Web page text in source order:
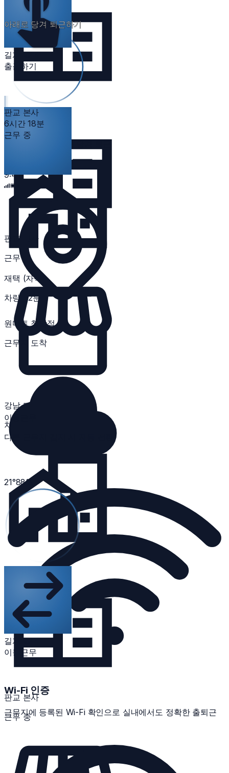
길게 눌러
출근하기
판교 본사
여기 · 0m
재택 (자택)
차량 42분
아래로 당겨 퇴근하기
판교 본사
6시간 18분
근무 중
판교 본사
근무 중
강남 미팅룸
차량 28분
차량 42분
근무 중
9:41
원마트 청담점
근무지 도착
21°88%
길게 눌러
이동근무
판교 본사
근무 중
이동근무
다른 근무지 감지 시 자동 전환
Wi-Fi 인증
근무지에 등록된 Wi-Fi 확인으로 실내에서도 정확한 출퇴근